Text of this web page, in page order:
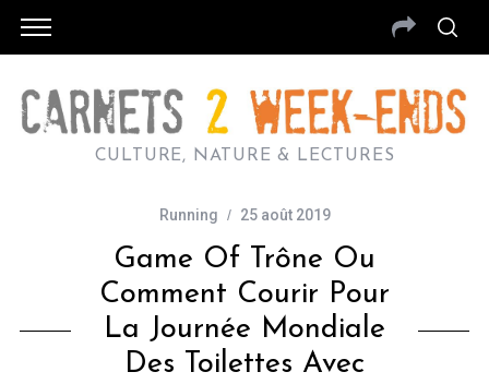
CULTURE, NATURE & LECTURES
Running 25 août 2019
Game Of Trône Ou
Comment Courir Pour
La Journée Mondiale
Des Toilettes Avec